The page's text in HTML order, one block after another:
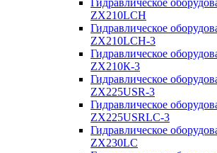
Гидравлическое
ZX210LCH
Гидравлическое
ZX210LCH-3
Гидравлическое
ZX210К-3
Гидравлическое
ZX225USR-3
Гидравлическое
ZX225USRLC-3
Гидравлическое
ZX230LC